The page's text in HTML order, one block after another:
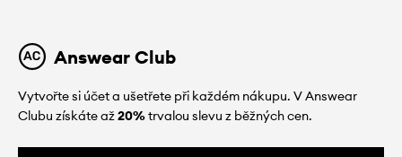
Answear Club
Vytvořte si účet a ušetřete při každém nákupu. V Answear
Clubu získáte až20%trvalou slevu z běžných cen.